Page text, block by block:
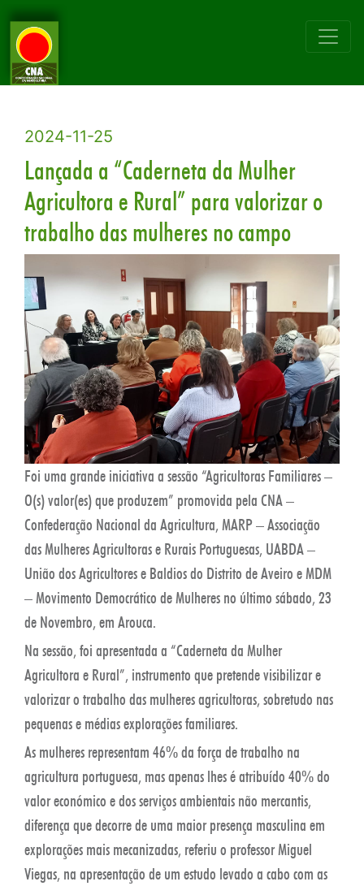
2024-11-25
Lançada a “Caderneta da Mulher
Agricultora e Rural” para valorizar o
trabalho das mulheres no campo
Foi uma grande iniciativa a sessão “Agricultoras Familiares –
O(s) valor(es) que produzem” promovida pela CNA –
Confederação Nacional da Agricultura, MARP – Associação
das Mulheres Agricultoras e Rurais Portuguesas, UABDA –
União dos Agricultores e Baldios do Distrito de Aveiro e MDM
– Movimento Democrático de Mulheres no último sábado, 23
de Novembro, em Arouca.
Na sessão, foi apresentada a “Caderneta da Mulher
Agricultora e Rural”, instrumento que pretende visibilizar e
valorizar o trabalho das mulheres agricultoras, sobretudo nas
pequenas e médias explorações familiares.
As mulheres representam 46% da força de trabalho na
agricultura portuguesa, mas apenas lhes é atribuído 40% do
valor económico e dos serviços ambientais não mercantis,
diferença que decorre de uma maior presença masculina em
explorações mais mecanizadas, referiu o professor Miguel
Viegas, na apresentação de um estudo levado a cabo com as